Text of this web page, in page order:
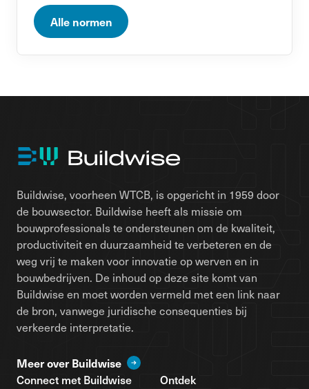
Alle normen
Buildwise, voorheen WTCB, is opgericht in 1959 door
de bouwsector. Buildwise heeft als missie om
bouwprofessionals te ondersteunen om de kwaliteit,
productiviteit en duurzaamheid te verbeteren en de
weg vrij te maken voor innovatie op werven en in
bouwbedrijven. De inhoud op deze site komt van
Buildwise en moet worden vermeld met een link naar
de bron, vanwege juridische consequenties bij
verkeerde interpretatie.
Meer over Buildwise
Connect met Buildwise Ontdek